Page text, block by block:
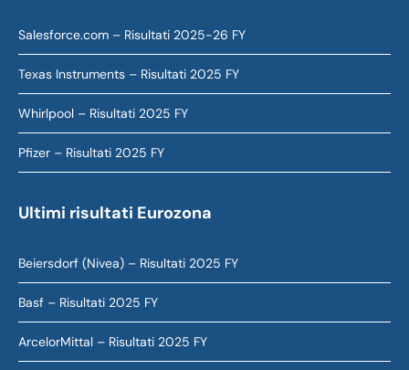
Salesforce.com – Risultati 2025-26 FY
Texas Instruments – Risultati 2025 FY
Whirlpool – Risultati 2025 FY
Pfizer – Risultati 2025 FY
Ultimi risultati Eurozona
Beiersdorf (Nivea) – Risultati 2025 FY
Basf – Risultati 2025 FY
ArcelorMittal – Risultati 2025 FY